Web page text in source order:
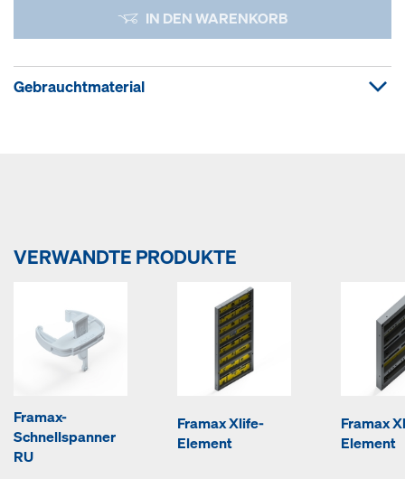
IN DEN WARENKORB
Gebrauchtmaterial
VERWANDTE PRODUKTE
Framax-
Schnellspanner
RU
Framax Xlife-
Element
Framax
Element